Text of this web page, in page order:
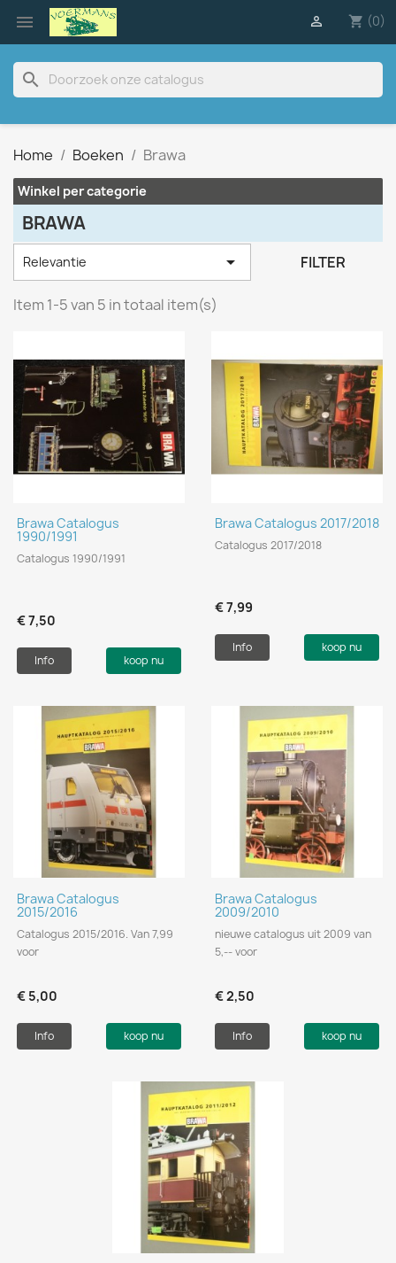
 shopping_cart (0)

search
Home Boeken Brawa
Winkel per categorie
BRAWA
Relevantie  FILTER
Item 1-5 van 5 in totaal item(s)
Brawa Catalogus
1990/1991
Catalogus 1990/1991
€ 7,50
Info koop nu
Brawa Catalogus 2017/2018
Catalogus 2017/2018
€ 7,99
Info koop nu
Brawa Catalogus
2015/2016
Catalogus 2015/2016. Van 7,99
voor
€ 5,00
Info koop nu
Brawa Catalogus
2009/2010
nieuwe catalogus uit 2009 van
5,-- voor
€ 2,50
Info koop nu